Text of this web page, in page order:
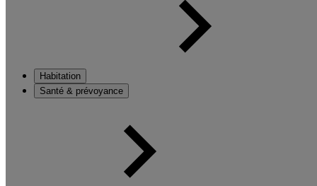
Habitation
Santé & prévoyance